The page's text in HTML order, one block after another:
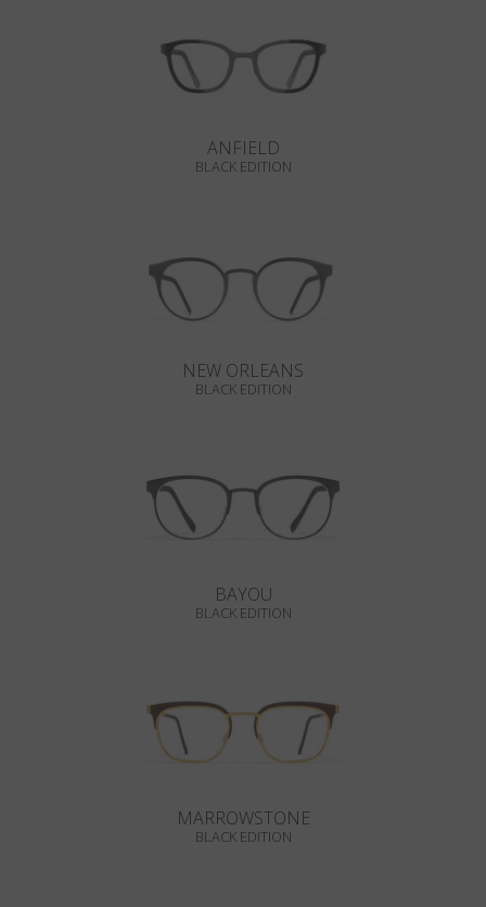
ANFIELD
BLACK EDITION
NEW ORLEANS
BLACK EDITION
BAYOU
BLACK EDITION
MARROWSTONE
BLACK EDITION